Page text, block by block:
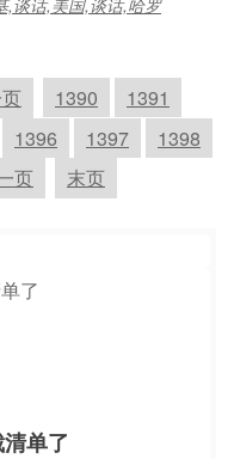
,谈话,美国,谈话,哈罗
1390
1391
1396 1397
1398
页 末页
单了